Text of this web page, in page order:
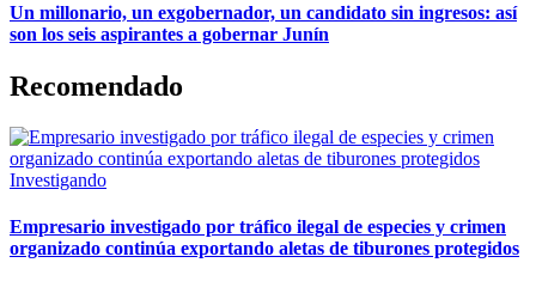
Un millonario, un exgobernador, un candidato sin ingresos: así
son los seis aspirantes a gobernar Junín
Recomendado
Investigando
Empresario investigado por tráfico ilegal de especies y crimen
organizado continúa exportando aletas de tiburones protegidos